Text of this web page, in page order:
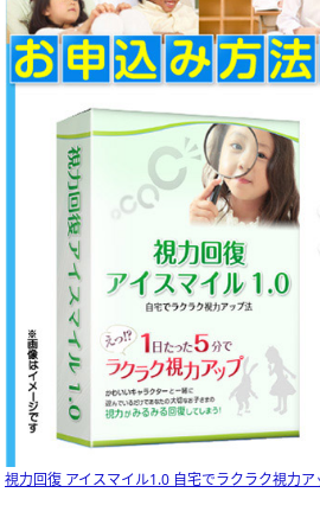
視力回復 アイスマイル1.0 自宅でラクラク視力ア